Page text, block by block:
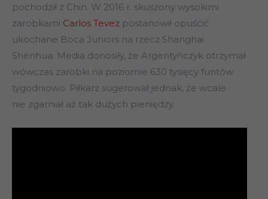
pochodził z Chin. W 2016 r. skuszony wysokimi
zarobkami Carlos Tevez postanowił opuścić
ukochane Boca Juniors na rzecz Shanghai
Shenhua. Media donosiły, że Argentyńczyk otrzymał
wówczas zarobki na poziomie 630 tysięcy funtów
tygodniowo. Piłkarz sugerował jednak, że wcale
nie zgarniał aż tak dużych pieniędzy.